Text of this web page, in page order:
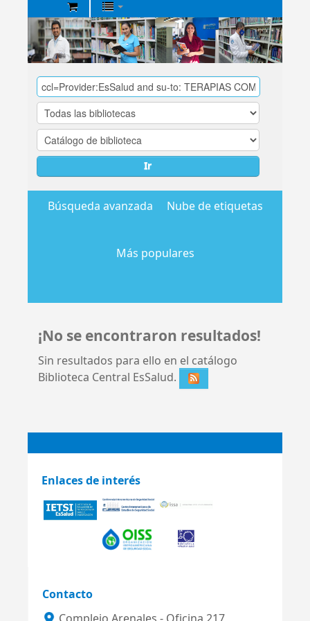
Biblioteca
Central
EsSalud
Ir
Búsqueda avanzada Nube de etiquetas
Más populares
¡No se encontraron resultados!
Sin resultados para ello en el catálogo
Biblioteca Central EsSalud.
Enlaces de interés
Contacto